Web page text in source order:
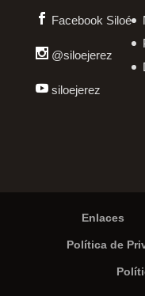
Facebook Siloé
@siloejerez
siloejerez
Enlaces
Política de